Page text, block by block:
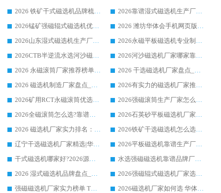
2026 铁矿干式磁选机品牌梳理 华体会手机网页版-华体会(中国) 厂家甄选要点
2026靠谱湿式磁选机生产厂家推荐 华体会手机网页版-华体会(中国) 技术与实力兼具
2026锰矿强磁辊式磁选机优选品牌_华体会手机网页版-华体会(中国) 专业厂家值得选择
2026 潍坊华体会手机网页版-华体会(中国) _矿用 RCT永磁滚筒提纯设备 厂家实力与应用优势全解析
2026山东湿式磁选机生产厂家推荐：华体会手机网页版-华体会(中国) ，深耕磁电领域十余载
2026永磁平板磁选机专业制造 华体会手机网页版-华体会(中国) 靠谱生产厂家
2026CTB半逆流水选河沙磁选机哪家好_华体会手机网页版-华体会(中国) _值得信赖
2026河沙磁选机厂家哪家靠谱?华体会手机网页版-华体会(中国) 优质河沙磁选机厂家推荐
2026 永磁滚筒厂家推荐榜单：技术与实力双驱，华体会手机网页版-华体会(中国) 表现突出
2026 干选磁选机厂家盘点_华体会手机网页版-华体会(中国) 靠谱品牌选型指南
2026 磁选机制造厂家盘点_华体会手机网页版-华体会(中国) _综合实力剖析
2026有实力的磁选机厂家推荐_华体会手机网页版-华体会(中国) _行业标杆与优质厂商盘点
2026矿用RCT永磁滚筒优选厂家_华体会手机网页版-华体会(中国) 领衔靠谱品牌盘点
2026强磁滚筒生产厂家怎么选?行业口碑推荐华体会手机网页版-华体会(中国)
2026全磁滚筒怎么选?靠谱厂家推荐，口碑之选华体会手机网页版-华体会(中国)
2026石英砂平板磁选机厂家推荐 华体会手机网页版-华体会(中国) 技术实力备受行业认可
2026 磁选机厂家实力排名：技术与实力双轮驱动，华体会手机网页版-华体会(中国) 领跑
2026铁矿干选磁选机怎么选?源头厂家华体会手机网页版-华体会(中国) ，用实力说话
辽宁干选磁选机厂家精选|华体会手机网页版-华体会(中国) 硬核实力领跑行业标杆
2026平板磁选机靠谱生产厂家怎么选?行业标杆华体会手机网页版-华体会(中国) ，凭硬实力脱颖而出
干式磁选机哪家好?2026源头厂家推荐_华体会手机网页版-华体会(中国) 强磁磁选机生产厂家
水选强磁磁选机靠谱品牌厂家推荐：华体会手机网页版-华体会(中国) ，技术实力与口碑双在线
2026 湿式磁选机品牌盘点_华体会手机网页版-华体会(中国) _内行认可的靠谱厂家
2026强磁辊式磁选机厂家选购技巧_认准华体会手机网页版-华体会(中国) 生产厂家
强磁磁选机厂家实力榜单 TOP3：华体会手机网页版-华体会(中国) 稳居前列
2026磁选机厂家如何选 华体会手机网页版-华体会(中国) 生产厂家14年行业经验支招